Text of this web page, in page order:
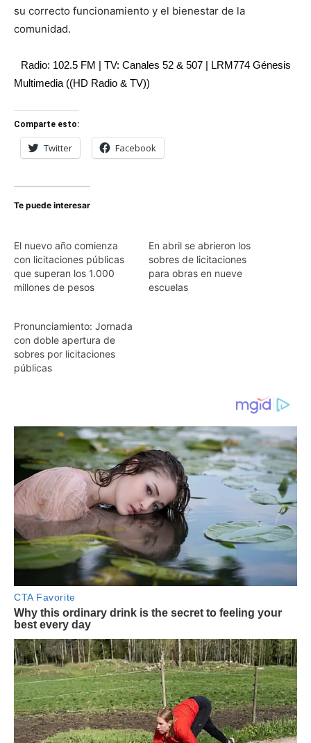
su correcto funcionamiento y el bienestar de la
comunidad.
Radio: 102.5 FM | TV: Canales 52 & 507 | LRM774 Génesis
Multimedia ((HD Radio & TV))
Comparte esto:
Twitter Facebook
Te puede interesar
El nuevo año comienza
con licitaciones públicas
que superan los 1.000
millones de pesos
En abril se abrieron los
sobres de licitaciones
para obras en nueve
escuelas
Pronunciamiento: Jornada
con doble apertura de
sobres por licitaciones
públicas